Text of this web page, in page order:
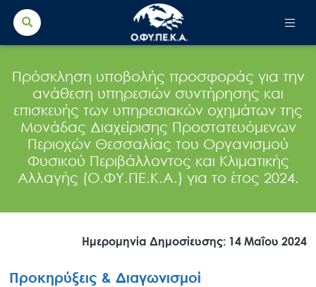
Search
for:
Πρόσκληση υποβολής προσφοράς για την
ανάθεση υπηρεσιών συντήρησης και
επισκευής των υπηρεσιακών οχημάτων της
Μονάδας Διαχείρισης Προστατευόμενων
Περιοχών Θεσσαλίας του Οργανισμού
Φυσικού Περιβάλλοντος και Κλιματικής
Αλλαγής (Ο.ΦΥ.ΠΕ.Κ.Α.) για το έτος 2024.
Ημερομηνία Δημοσίευσης: 14 Μαΐου 2024
Προκηρύξεις & Διαγωνισμοί